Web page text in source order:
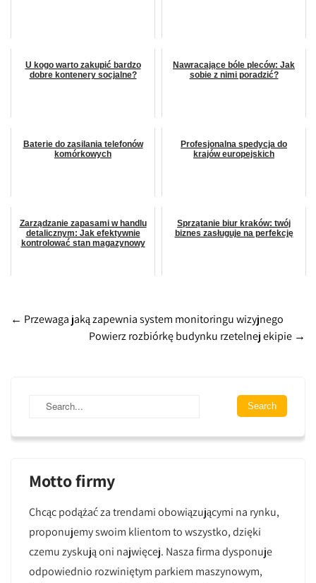
U kogo warto zakupić bardzo
dobre kontenery socjalne?
Nawracające bóle pleców: Jak
sobie z nimi poradzić?
Baterie do zasilania telefonów
komórkowych
Profesjonalna spedycja do
krajów europejskich
Zarządzanie zapasami w handlu
detalicznym: Jak efektywnie
kontrolować stan magazynowy
Sprzątanie biur kraków: twój
biznes zasługuje na perfekcję
Post
navigation
← Przewaga jaką zapewnia system monitoringu wizyjnego
Powierz rozbiórkę budynku rzetelnej ekipie →
Motto firmy
Chcąc podążać za trendami obowiązującymi na rynku,
proponujemy swoim klientom to wszystko, dzięki
czemu zyskują oni najwięcej. Nasza firma dysponuje
odpowiednio rozwiniętym parkiem maszynowym,